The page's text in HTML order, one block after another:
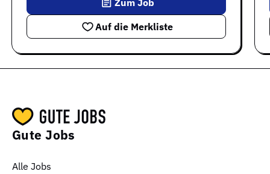
Auf die Merkliste
Gute Jobs
Alle Jobs